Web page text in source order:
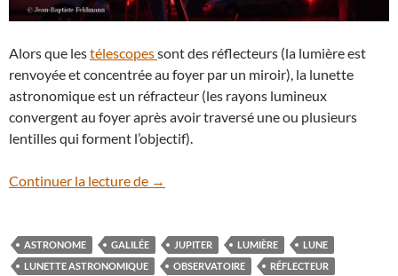
Alors que lestélescopessont des réflecteurs (la lumière est
renvoyée et concentrée au foyer par un miroir), la lunette
astronomique est un réfracteur (les rayons lumineux
convergent au foyer après avoir traversé une ou plusieurs
lentilles qui forment l’objectif).
Continuer la lecture de La lunette astronomique
→
ASTRONOME GALILÉE JUPITER LUMIÈRE
LUNE
LUNETTE ASTRONOMIQUE
OBSERVATOIRE
RÉFLECTEUR